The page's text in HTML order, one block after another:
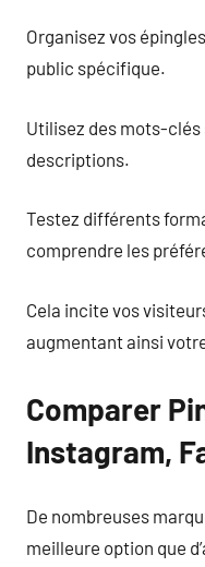
Organisez vos
public spécifique.
Utilisez des mots-
descriptions.
Testez différents
comprendre les
Cela incite vos
augmentant ainsi
Comparer
Instagram,
De nombreuses
meilleure option que